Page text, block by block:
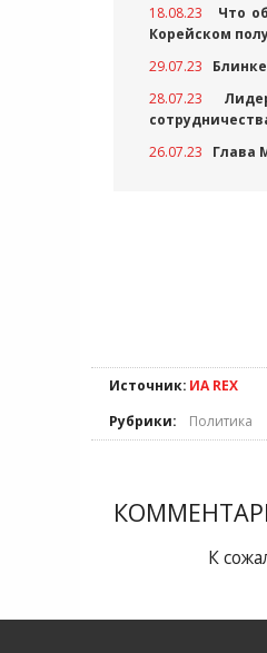
18.08.23
Что
Корейском
29.07.23
28.07.23
26.07.23
Глава
Источник: ИА REX
Рубрики:
Политика
К